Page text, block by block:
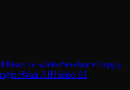
z Kling AI
Obraz na wideoSeedanceHappy
Wan AIHailuo AI